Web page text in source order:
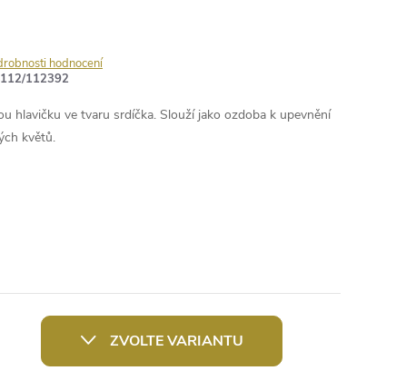
hodnocení
112392
hlavičku ve tvaru srdíčka. Slouží jako ozdoba k upevnění
květů.
ZVOLTE VARIANTU